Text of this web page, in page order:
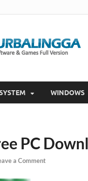
WINDOWS
PC
a Comment